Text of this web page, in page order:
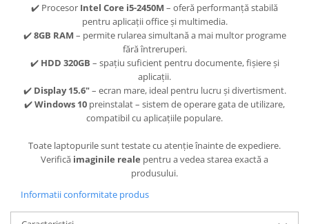
✔️ Procesor Intel Core i5-2450M – oferă performanță stabilă
pentru aplicații office și multimedia.
✔️8GB RAM – permite rularea simultană a mai multor programe
fără întreruperi.
✔️ HDD 320GB – spațiu suficient pentru documente, fișiere și
aplicații.
✔️ Display 15.6"– ecran mare, ideal pentru lucru și divertisment.
✔️Windows 10 preinstalat – sistem de operare gata de utilizare,
compatibil cu aplicațiile populare.
Toate laptopurile sunt testate cu atenție înainte de expediere.
Verifică imaginile reale pentru a vedea starea exactă a
produsului.
Informatii conformitate produs